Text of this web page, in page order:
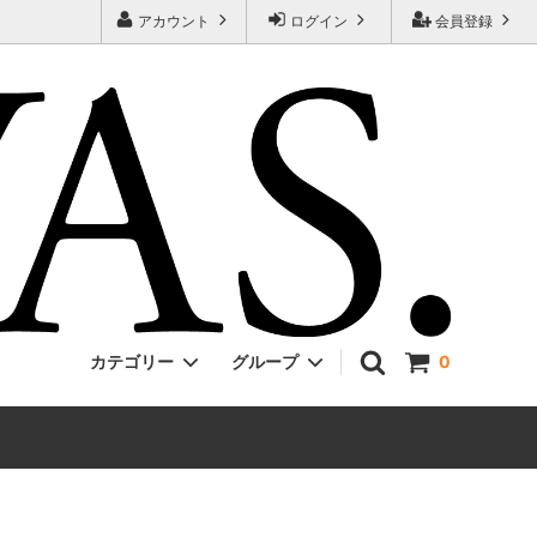
会員登録
ログイン
アカウント
0
カテゴリー グループ